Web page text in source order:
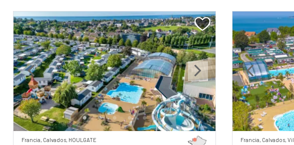
Previous Next
Francia, Calvados, HOULGATE
Previous
Francia, Calvados,